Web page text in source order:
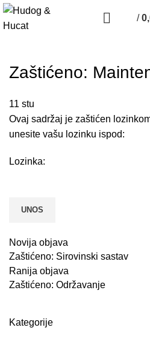
/
Zaštićeno:
11 stu
Ovaj sadržaj je zaštićen
unesite vašu lozinku ispod:
Lozinka:
Novija objava
Zaštićeno: Sirovinski sastav
Ranija objava
Zaštićeno: Održavanje
Kategorije